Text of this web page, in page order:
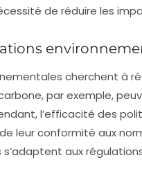
de réduire les
cherchent à
par exemple,
l’efficacité des
leur conformité aux
aux